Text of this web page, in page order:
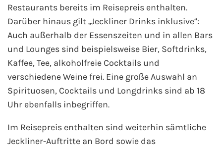
Restaurants bereits im Reisepreis enthalten.
Darüber hinaus gilt „Jeckliner Drinks inklusive“:
Auch außerhalb der Essenszeiten und in allen Bars
und Lounges sind beispielsweise Bier, Softdrinks,
Kaffee, Tee, alkoholfreie Cocktails und
verschiedene Weine frei. Eine große Auswahl an
Spirituosen, Cocktails und Longdrinks sind ab 18
Uhr ebenfalls inbegriffen.
Im Reisepreis enthalten sind weiterhin sämtliche
Jeckliner-Auftritte an Bord sowie das